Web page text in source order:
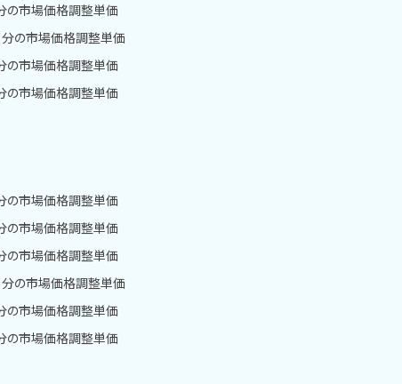
の市場価格調整単価
の市場価格調整単価
の市場価格調整単価
の市場価格調整単価
の市場価格調整単価
の市場価格調整単価
の市場価格調整単価
の市場価格調整単価
の市場価格調整単価
の市場価格調整単価